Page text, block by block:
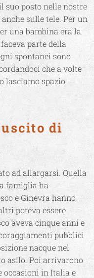
suo posto nelle nostre
sulle tele. Per un
una bambina era la
parte della
spontanei sono
che a volte
lasciamo spazio
di
ad allargarsi. Quella
famiglia ha
e Ginevra hanno
poteva essere
aveva cinque anni e
pubblici
nacque nel
asilo. Poi arrivarono
occasioni in Italia e